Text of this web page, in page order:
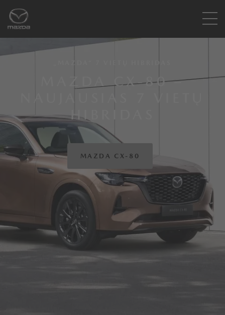
„MAZDA“ 7 VIETŲ HIBRIDAS
MAZDA CX-80 –
NAUJAUSIAS 7 VIETŲ
HIBRIDAS
MAZDA CX-80